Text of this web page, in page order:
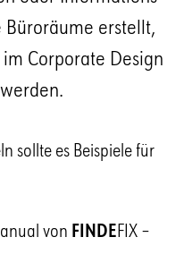
Büroräume erstellt,
Corporate Design
sollte es Beispiele für
von FINDEFIX –